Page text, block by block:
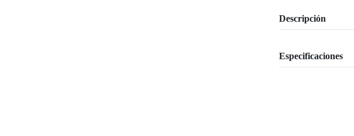
Descripción
Especificaciones